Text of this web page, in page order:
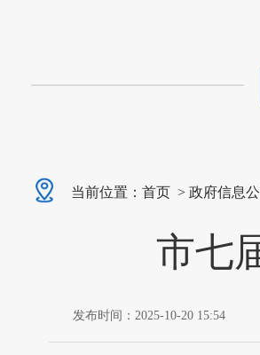
当前位置： 首页 > 政府信息
市七
发布时间：2025-10-20 15:54